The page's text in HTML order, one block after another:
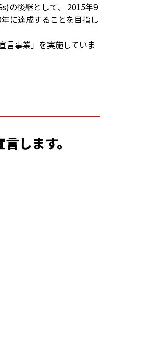
の後継として、 2015年9
に達成することを目指し
言事業」を実施していま
します。